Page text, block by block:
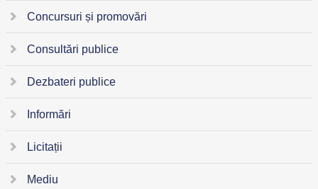
Concursuri și promovări
Consultări publice
Dezbateri publice
Informări
Licitații
Mediu